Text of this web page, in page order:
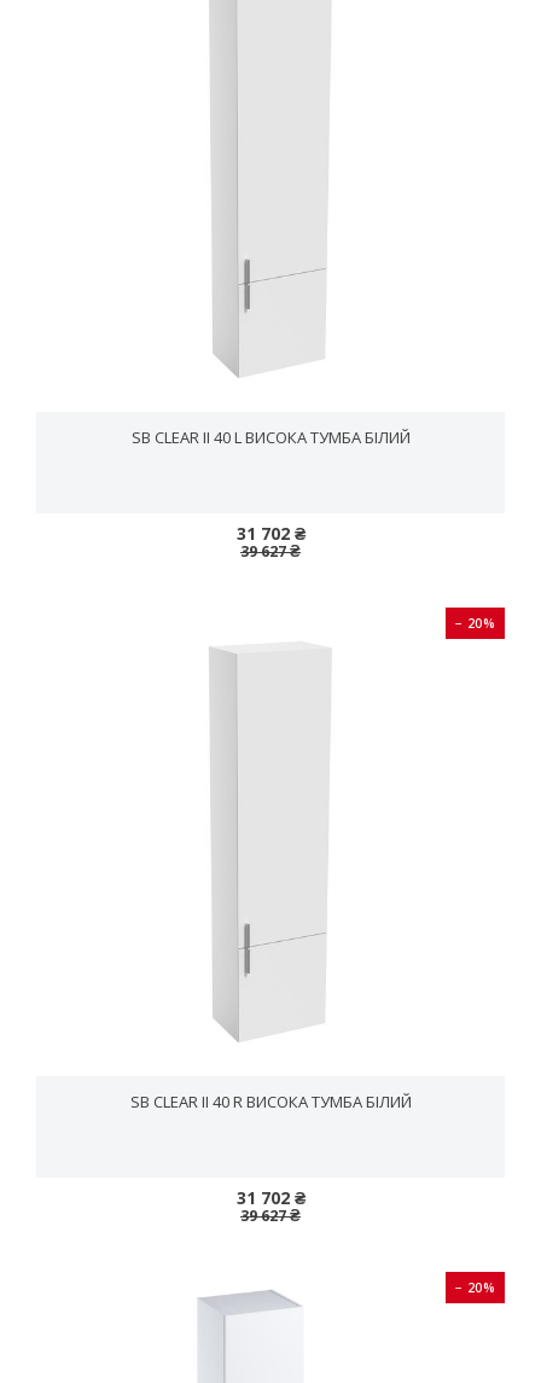
SB CLEAR II 40 L ВИСОКА ТУМБА БІЛИЙ
31 702 ₴
39 627 ₴
− 20%
SB CLEAR II 40 R ВИСОКА ТУМБА БІЛИЙ
31 702 ₴
39 627 ₴
− 20%